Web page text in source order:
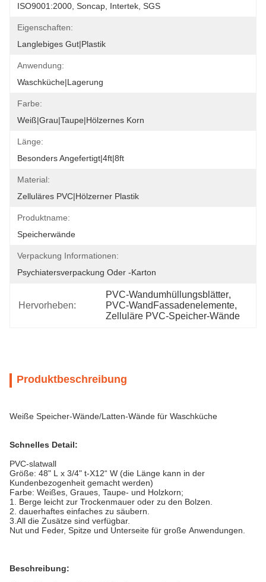
ISO9001:2000, Soncap, Intertek, SGS
Eigenschaften:
Langlebiges Gut|Plastik
Anwendung:
Waschküche|Lagerung
Farbe:
Weiß|Grau|Taupe|Hölzernes Korn
Länge:
Besonders Angefertigt|4ft|8ft
Material:
Zelluläres PVC|Hölzerner Plastik
Produktname:
Speicherwände
Verpackung Informationen:
Psychiatersverpackung Oder -karton
Hervorheben:
PVC-Wandumhüllungsblätter,
PVC-WandFassadenelemente,
Zelluläre PVC-Speicher-Wände
Produktbeschreibung
Weiße Speicher-Wände/Latten-Wände für Waschküche
Schnelles Detail:
PVC-slatwall
Größe: 48" L x 3/4" t-X12“ W (die Länge kann in der
Kundenbezogenheit gemacht werden)
Farbe: Weißes, Graues, Taupe- und Holzkorn;
1. Berge leicht zur Trockenmauer oder zu den Bolzen.
2. dauerhaftes einfaches zu säubern.
3.All die Zusätze sind verfügbar.
Nut und Feder, Spitze und Unterseite für große Anwendungen.
Beschreibung: